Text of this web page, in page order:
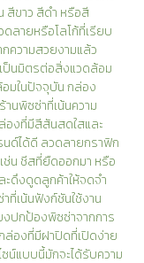
สีขาว สีดำ หรือสี
ลายหรือโลโก้ที่เรียบ
ความสวยงามแล้ว
ป็นมิตรต่อสิ่งแวดล้อม
มในปัจจุบัน กล่อง
นพิซซ่าที่เน้นความ
องที่มีสีสันสดใสและ
ด์ได้ดี ลวดลายกราฟิก
น ชีสที่ยืดออกมา หรือ
ะดึงดูดลูกค้าให้จดจำ
เน้นฟังก์ชันใช้งาน
งปกป้องพิซซ่าจากการ
ล่องที่มีฝาปิดที่เปิดง่าย
น์แบบนี้มักจะได้รับความ